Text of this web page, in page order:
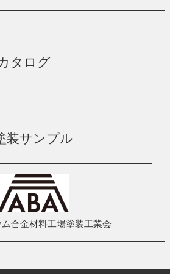
タログ
装サンプル
合金材料工場塗装工業会